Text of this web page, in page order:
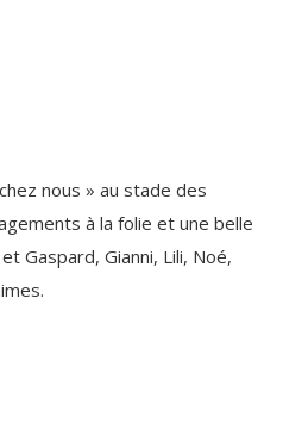
nous » au stade des
à la folie et une belle
Gaspard, Gianni, Lili, Noé,